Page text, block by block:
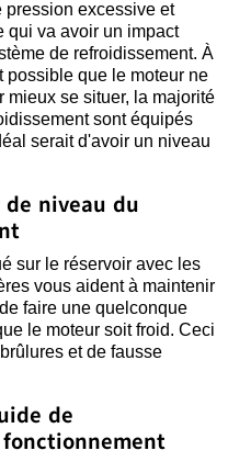
pression excessive et
qui va avoir un impact
de refroidissement. À
possible que le moteur ne
mieux se situer, la majorité
sont équipés
serait d'avoir un niveau
niveau du
sur le réservoir avec les
vous aident à maintenir
faire une quelconque
le moteur soit froid. Ceci
et de fausse
de